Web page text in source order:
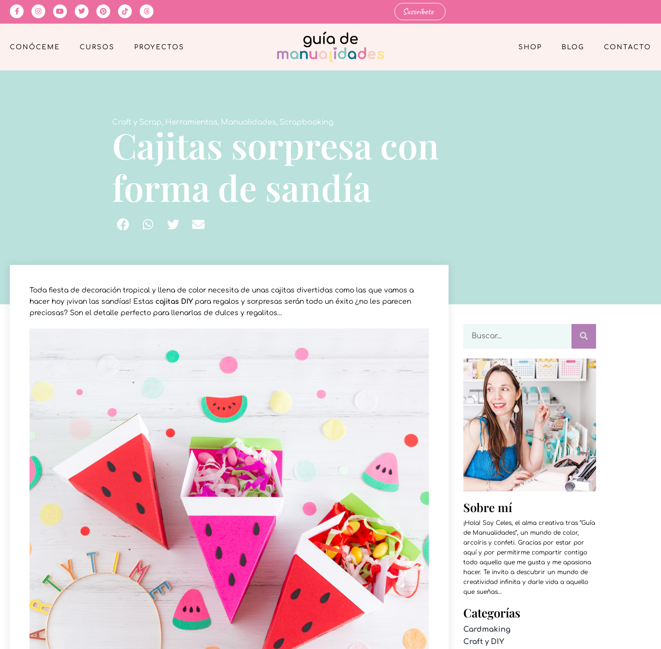
Suscríbete
CONÓCEME CURSOS PROYECTOS SHOP BLOG CONTACTO
Craft y Scrap, Herramientas, Manualidades, Scrapbooking
Cajitas sorpresa con
forma de sandía
Toda fiesta de decoración tropical y llena de color necesita de unas cajitas divertidas como las que vamos a
hacer hoy ¡vivan las sandías! Estas cajitas DIY para regalos y sorpresas serán todo un éxito ¿no les parecen
preciosas? Son el detalle perfecto para llenarlas de dulces y regalitos…
Sobre mí
¡Hola! Soy Celes, el alma creativa tras “Guía
de Manualidades”, un mundo de color,
arcoíris y confeti. Gracias por estar por
aquí y por permitirme compartir contigo
todo aquello que me gusta y me apasiona
hacer. Te invito a descubrir un mundo de
creatividad infinita y darle vida a aquello
que sueñas…
Categorías
Cardmaking
Craft y DIY